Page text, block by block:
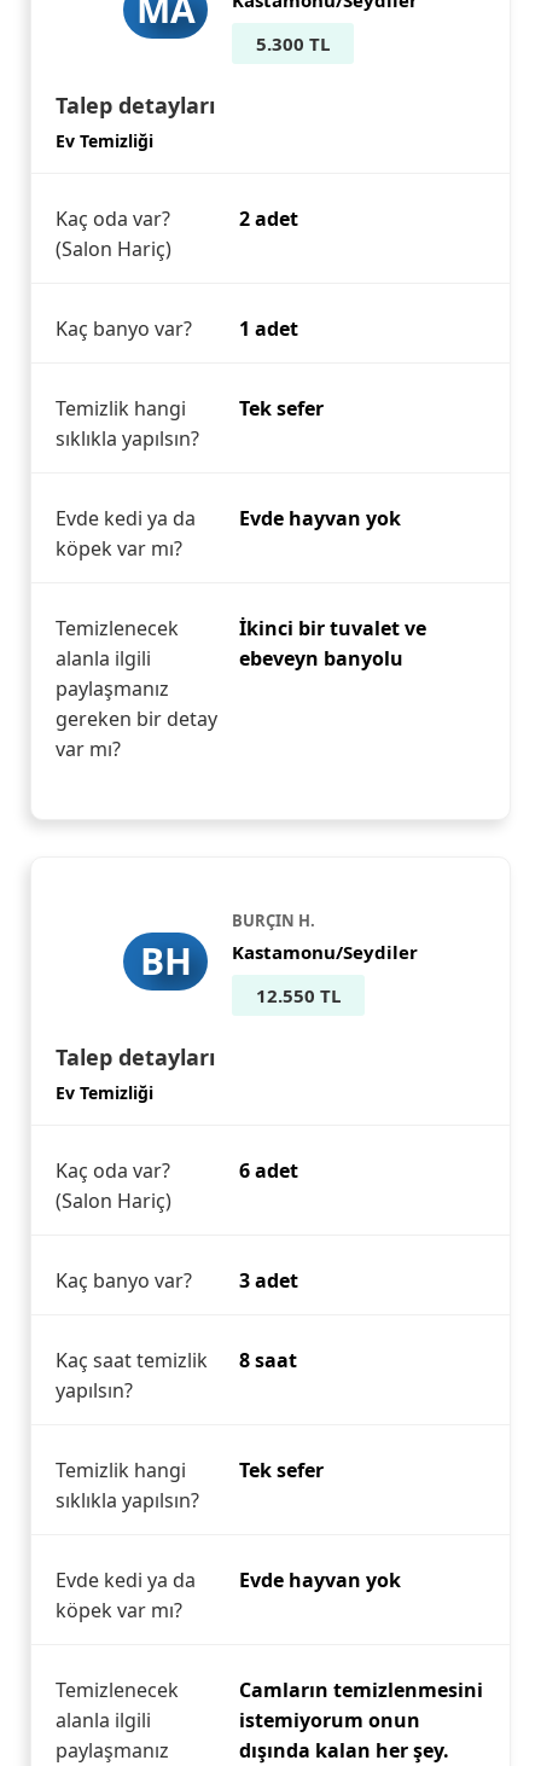
5.300 TL
Talep detayları
Ev Temizliği
Kaç oda var?
(Salon Hariç)
2 adet
Kaç banyo var? 1 adet
Temizlik hangi
sıklıkla yapılsın?
Tek sefer
Evde kedi ya da
köpek var mı?
Evde hayvan yok
Temizlenecek
alanla ilgili
paylaşmanız
gereken bir detay
var mı?
İkinci bir tuvalet ve
ebeveyn banyolu
BH
BURÇIN H.
Kastamonu/Seydiler
12.550 TL
Talep detayları
Ev Temizliği
Kaç oda var?
(Salon Hariç)
6 adet
Kaç banyo var? 3 adet
Kaç saat temizlik
yapılsın?
8 saat
Temizlik hangi
sıklıkla yapılsın?
Tek sefer
Evde kedi ya da
köpek var mı?
Evde hayvan yok
Temizlenecek
alanla ilgili
paylaşmanız
Camların temizlenmesini
istemiyorum onun
dışında kalan her şey.